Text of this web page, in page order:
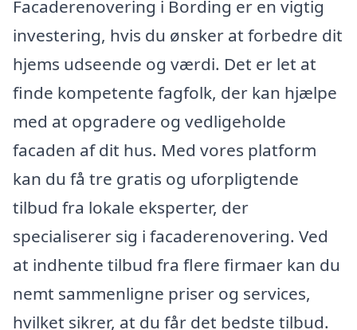
Facaderenovering i Bording er en vigtig
investering, hvis du ønsker at forbedre dit
hjems udseende og værdi. Det er let at
finde kompetente fagfolk, der kan hjælpe
med at opgradere og vedligeholde
facaden af dit hus. Med vores platform
kan du få tre gratis og uforpligtende
tilbud fra lokale eksperter, der
specialiserer sig i facaderenovering. Ved
at indhente tilbud fra flere firmaer kan du
nemt sammenligne priser og services,
hvilket sikrer, at du får det bedste tilbud.